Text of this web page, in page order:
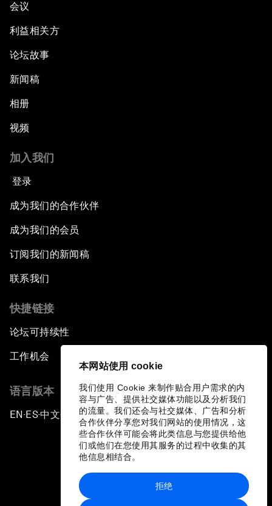
本网站使用 cookie
我们使用 Cookie 来制作贴合用户需求的内
容与广告、提供社交媒体功能以及分析我们
的流量。我们还会与社交媒体、广告和分析
合作伙伴分享您对我们网站的使用情况，这
些合作伙伴可能会将此类信息与您提供给他
们或他们在您使用其服务的过程中收集的其
他信息相结合。
拒绝
会议
利益相关方
论坛故事
新闻稿
相册
视频
加入我们
登录
成为我们的合作伙伴
成为我们的会员
订阅我们的新闻稿
联系我们
快捷链接
论坛可持续性
工作机会
语言版本
EN ▪ES▪中文▪ 日本語